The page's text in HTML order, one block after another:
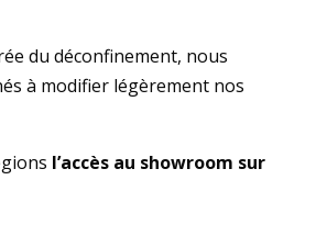
du déconfinement, nous
à modifier légèrement nos
l’accès au showroom sur